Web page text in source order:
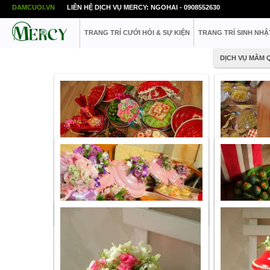
DAMCUOI.VN LIÊN HỆ DỊCH VỤ MERCY: NGOHAI - 0908552630
TRANG TRÍ CƯỚI HỎI & SỰ KIỆN TRANG TRÍ SINH
DỊCH VỤ MÂM
Danh mục:Dịch vụ mâm quả
Giá tham khảoLiên hệ
qua/mam-qua-tron-goi-mau-do-217
Danh mục:
Giá tham khảo
Link share:
qua/mam-qua-
Dịch vụ mâm quả
Giá tham khảoLiên hệ
Link share:http://mercy.vn/dich-vu-mam-
Giá tham khảo
Link share: